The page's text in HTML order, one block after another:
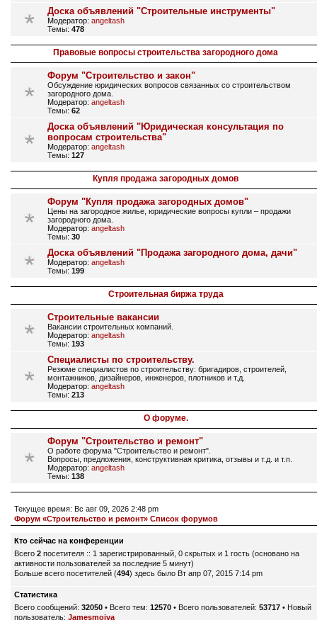
Доска объявлений "Строительные инструменты"
Модератор: angeltash
Темы: 478
Правовые вопросы строительства загородного дома
Форум "Строительство и закон"
Обсуждение юридических вопросов связанных со строительством
загородного дома.
Модератор: angeltash
Темы: 62
Доска объявлений "Юридическая консультация по
вопросам строительства"
Модератор: angeltash
Темы: 127
Купля продажа загородных домов
Форум "Купля продажа загородных домов"
Цены на загородное жилье, юридические вопросы купли – продажи
загородного дома.
Модератор: angeltash
Темы: 30
Доска объявлений "Продажа загородного дома, дачи"
Модератор: angeltash
Темы: 199
Строительная биржа труда
Строительные вакансии
Вакансии строительных компаний.
Модератор: angeltash
Темы: 193
Специалисты по строительству.
Резюме специалистов по строительству: бригадиров, строителей,
монтажников, дизайнеров, инженеров, плотников и т.д.
Модератор: angeltash
Темы: 213
О форуме.
Форум "Строительство и ремонт"
О работе форума "Строительство и ремонт".
Вопросы, предложения, конструктивная критика, отзывы и т.д. и т.п.
Модератор: angeltash
Темы: 138
Текущее время: Вс авг 09, 2026 2:48 pm
Форум «Строительство и ремонт» Список форумов
Кто сейчас на конференции
Всего 2 посетителя :: 1 зарегистрированный, 0 скрытых и 1 гость (основано на
активности пользователей за последние 5 минут)
Больше всего посетителей (494) здесь было Вт апр 07, 2015 7:14 pm
Статистика
Всего сообщений: 32050 • Всего тем: 12570 • Всего пользователей: 53717 • Новый
пользователь: Jamesmoiva